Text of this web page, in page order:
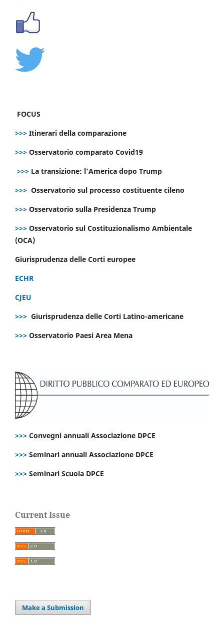
FOCUS
>>> Itinerari della comparazione
>>> Osservatorio comparato Covid19
>>> La transizione: l’America dopo Trump
>>> Osservatorio sul processo costituente cileno
>>> Osservatorio sulla Presidenza Trump
>>> Osservatorio sul Costituzionalismo Ambientale
(OCA)
Giurisprudenza delle Corti europee
ECHR
CJEU
>>> Giurisprudenza delle Corti Latino-americane
>>> Osservatorio Paesi Area Mena
>>> Convegni annuali Associazione DPCE
>>> Seminari annuali Associazione DPCE
>>> Seminari Scuola DPCE
Current Issue
Make a Submission